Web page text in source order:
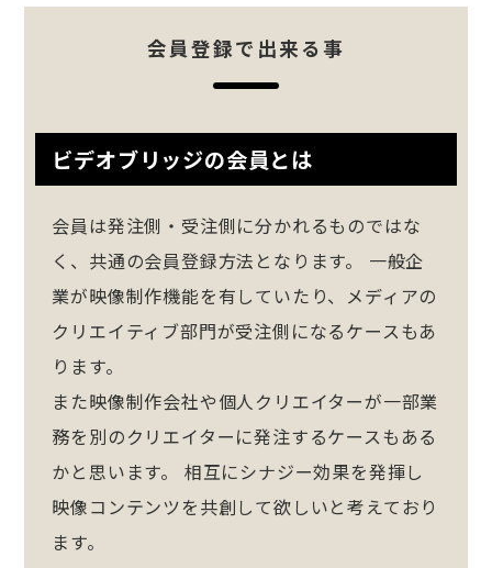
会員登録で出来る事
ビデオブリッジの会員とは
会員は発注側・受注側に分かれるものではな
く、共通の会員登録方法となります。 一般企
業が映像制作機能を有していたり、メディアの
クリエイティブ部門が受注側になるケースもあ
ります。
また映像制作会社や個人クリエイターが一部業
務を別のクリエイターに発注するケースもある
かと思います。 相互にシナジー効果を発揮し
映像コンテンツを共創して欲しいと考えており
ます。